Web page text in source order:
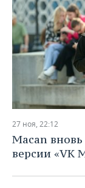
27 ноя, 22:12
Macan
версии «VK